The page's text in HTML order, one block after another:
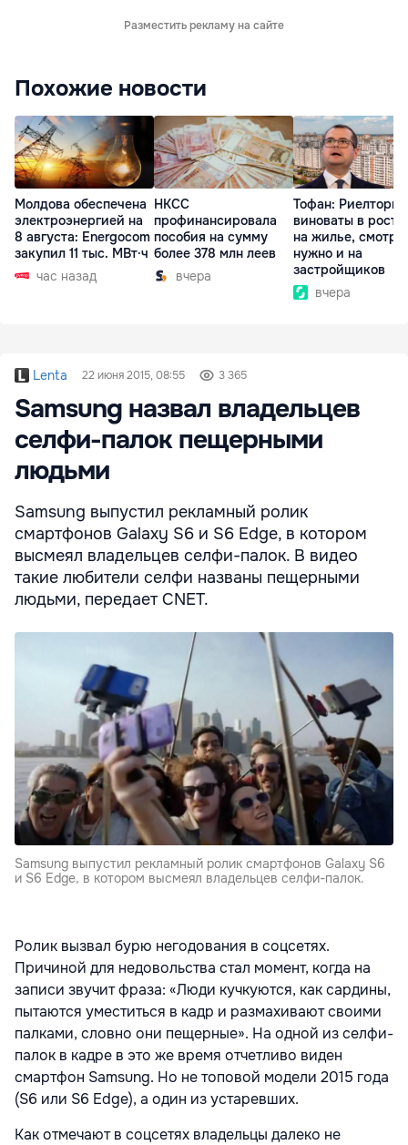
Разместить рекламу на сайте
Похожие новости
Молдова обеспечена
электроэнергией на
8 августа: Energocom
закупил 11 тыс. МВт·ч
час назад
НКСС
профинансировала
пособия на сумму
более 378 млн леев
вчера
Тофан: Риелторы
виноваты в росте
на жилье,
нужно и на
застройщиков
вчера
Lenta 22 июня 2015, 08:55 3 365
Samsung назвал владельцев
селфи-палок пещерными
людьми
Samsung выпустил рекламный ролик
смартфонов Galaxy S6 и S6 Edge, в котором
высмеял владельцев селфи-палок. В видео
такие любители селфи названы пещерными
людьми, передает CNET.
Samsung выпустил рекламный ролик смартфонов Galaxy S6
и S6 Edge, в котором высмеял владельцев селфи-палок.
Ролик вызвал бурю негодования в соцсетях.
Причиной для недовольства стал момент, когда на
записи звучит фраза: «Люди кучкуются, как сардины,
пытаются уместиться в кадр и размахивают своими
палками, словно они пещерные». На одной из селфи-
палок в кадре в это же время отчетливо виден
смартфон Samsung. Но не топовой модели 2015 года
(S6 или S6 Edge), а один из устаревших.
Как отмечают в соцсетях владельцы далеко не